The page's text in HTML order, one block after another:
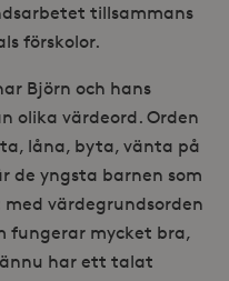
tillsammans
förskolor.
Björn och hans
olika värdeord. Orden
låna, byta, vänta på
de yngsta barnen som
värdegrundsorden
fungerar mycket bra,
har ett talat